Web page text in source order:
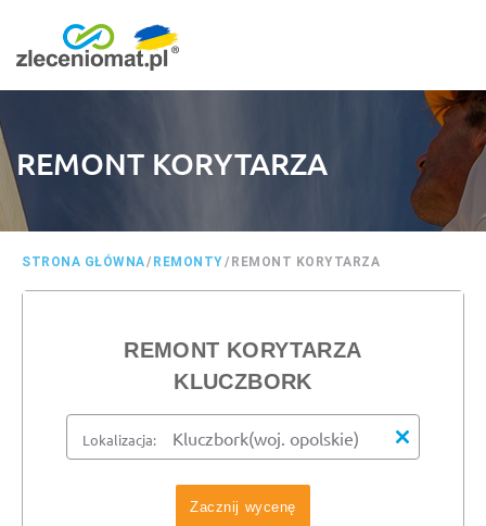
REMONT KORYTARZA
STRONA GŁÓWNA/ REMONTY/ REMONT KORYTARZA
REMONT KORYTARZA
KLUCZBORK
Lokalizacja:
Zacznij wycenę